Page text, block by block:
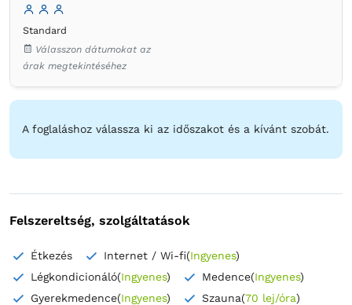
Standard
Válasszon dátumokat az
árak megtekintéséhez
A foglaláshoz válassza ki az időszakot és a kívánt szobát.
Felszereltség, szolgáltatások
Étkezés Internet / Wi-fi(Ingyenes)
Légkondicionáló(Ingyenes) Medence(Ingyenes)
Gyerekmedence(Ingyenes) Szauna(70 lej/óra)